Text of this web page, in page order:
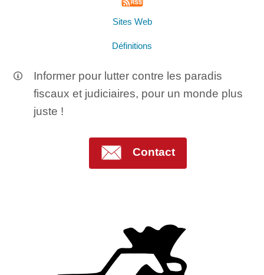
Sites Web
Définitions
Informer pour lutter contre les paradis
fiscaux et judiciaires, pour un monde plus
juste !
Contact